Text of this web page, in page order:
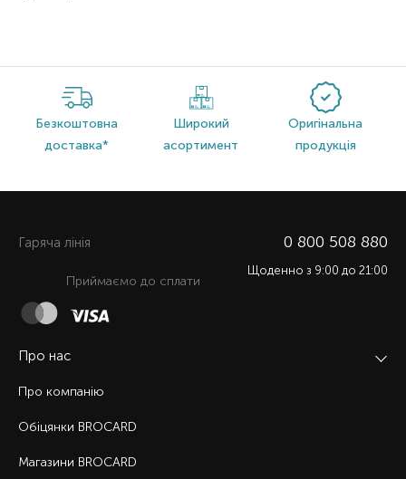
Безкоштовна
доставка*
Широкий
асортимент
Оригінальна
продукція
Про нас
Про компанію
Обіцянки BROCARD
Магазини BROCARD
Гаряча лiнiя 0 800 508 880
Щоденно з 9:00 до 21:00
Приймаємо до сплати